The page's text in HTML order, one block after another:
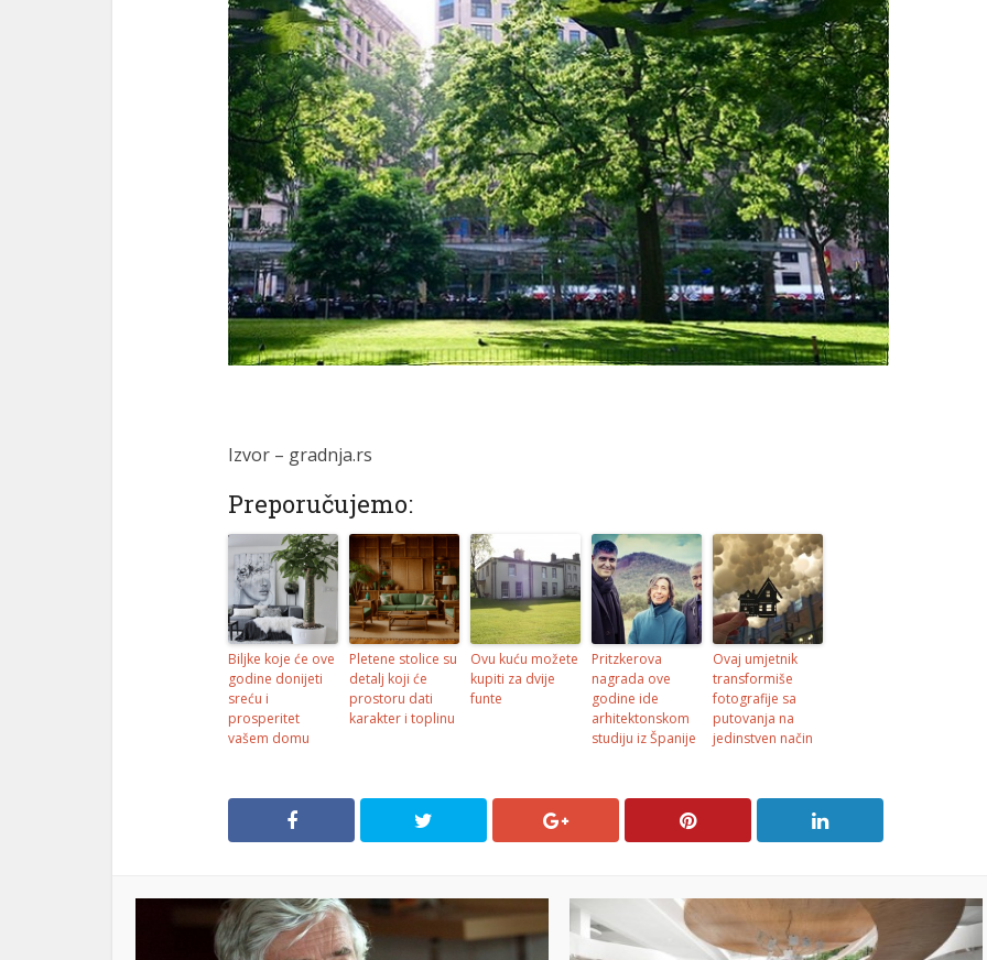
Izvor – gradnja.rs
Preporučujemo:
Biljke koje će ove
godine donijeti
sreću i
prosperitet
vašem domu
Pletene stolice su
detalj koji će
prostoru dati
karakter i toplinu
Ovu kuću možete
kupiti za dvije
funte
Pritzkerova
nagrada ove
godine ide
arhitektonskom
studiju iz Španije
Ovaj umjetnik
transformiše
fotografije sa
putovanja na
jedinstven način